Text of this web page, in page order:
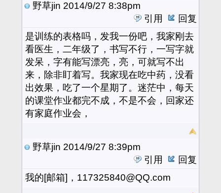
野草jin 2014/9/27 8:38pm
引用
回复
是训练的表格吗，发我一份吧，我家刚去
看医生，二年级了，书写不行，一写字就
发呆，字有能写漂亮，亮，可就写不出
来，除非盯着写。我家现在吃中药，没看
出效果，吃了一个星期了。迷茫中，每天
的课堂作业都完不成，不是不会，回家还
有家庭作业会，
野草jin 2014/9/27 8:39pm
引用
回复
我的[邮箱]，117325840@QQ.com